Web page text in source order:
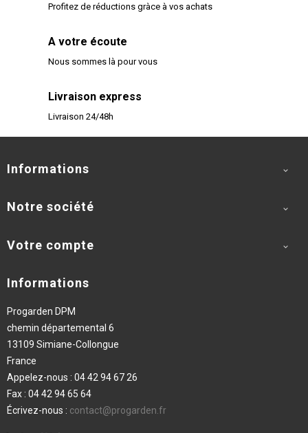
Profitez de réductions gràce à vos achats
A votre écoute
Nous sommes là pour vous
Livraison express
Livraison 24/48h
Informations 
Notre société 
Votre compte 
Informations
Progarden DPM
chemin départemental 6
13109 Simiane-Collongue
France
Appelez-nous : 04 42 94 67 26
Fax : 04 42 94 65 64
Écrivez-nous : contact@progarden.fr